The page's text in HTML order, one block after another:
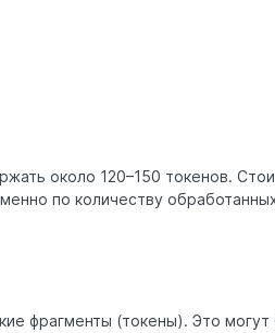
около 120–150 токенов.
по количеству
фрагменты (токены). Это могут